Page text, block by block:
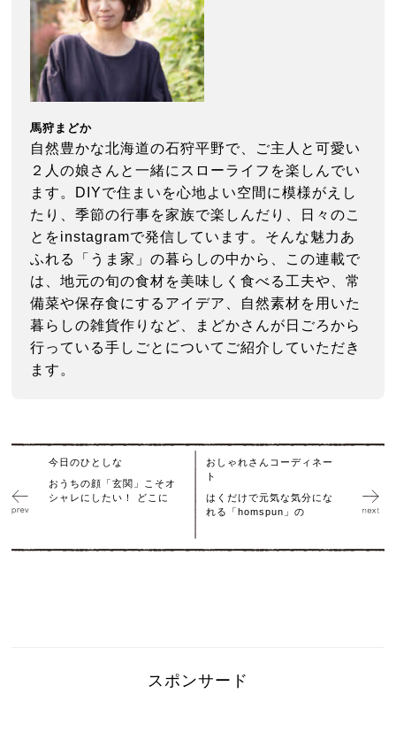
馬狩まどか
自然豊かな北海道の石狩平野で、ご主人と可愛い
２人の娘さんと一緒にスローライフを楽しんでい
ます。DIYで住まいを心地よい空間に模様がえし
たり、季節の行事を家族で楽しんだり、日々のこ
とをinstagramで発信しています。そんな魅力あ
ふれる「うま家」の暮らしの中から、この連載で
は、地元の旬の食材を美味しく食べる工夫や、常
備菜や保存食にするアイデア、自然素材を用いた
暮らしの雑貨作りなど、まどかさんが日ごろから
行っている手しごとについてご紹介していただき
ます。
今日のひとしな
おうちの顔「玄関」こそオ
シャレにしたい！ どこに
おしゃれさんコーディネー
ト
はくだけで元気な気分にな
れる「homspun」の
スポンサード